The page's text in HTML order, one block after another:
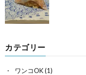
カテゴリー
ワンコOK(1)